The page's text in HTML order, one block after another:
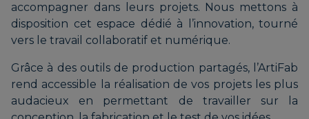
accompagner dans leurs projets. Nous mettons à
disposition cet espace dédié à l’innovation, tourné
vers le travail collaboratif et numérique.
Grâce à des outils de production partagés, l’ArtiFab
rend accessible la réalisation de vos projets les plus
audacieux en permettant de travailler sur la